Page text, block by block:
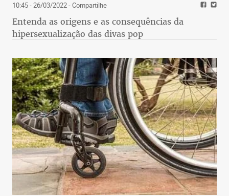
10:45 - 26/03/2022- Compartilhe
Entenda as origens e as consequências da
hipersexualização das divas pop